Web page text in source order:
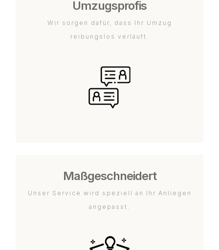
Umzugsprofis
Wir sorgen dafür, dass Ihr Umzug
reibungslos verläuft.
Maßgeschneidert
Unser Service wird speziell an Ihr Anliegen
angepasst.